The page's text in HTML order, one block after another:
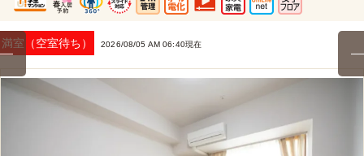
満室（空室待ち） 2026/08/05 AM 06:40現在